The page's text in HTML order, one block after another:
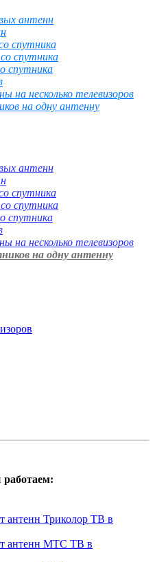
антенн
спутника
спутника
спутника
на несколько телевизоров
на одну антенну
антенн
спутника
спутника
спутника
на несколько телевизоров
на одну антенну